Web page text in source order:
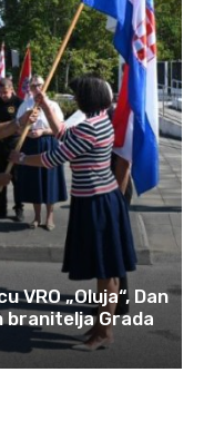
VRO „Oluja“, Dan
branitelja Grada